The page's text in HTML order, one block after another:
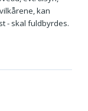
kan
- skal fuldbyrdes.